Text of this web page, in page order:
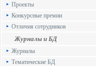
Проекты
Конкурсные премии
Отличия сотрудников
Журналы и БД
Журналы
Тематические БД